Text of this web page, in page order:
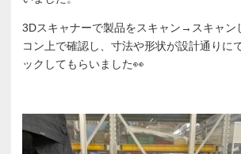
3Dスキャナーで製品をスキャン→スキャン
コン上で確認し、寸法や形状が設計通りに
ックしてもらいました👀